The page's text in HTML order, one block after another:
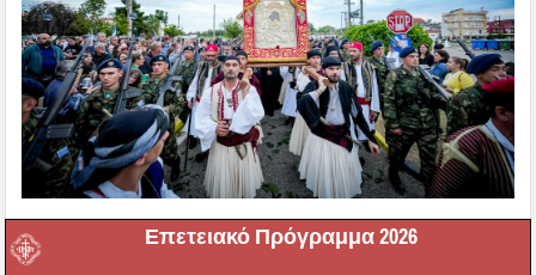
Επετειακό Πρόγραμμα 2026